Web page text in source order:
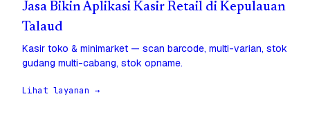
Jasa Bikin Aplikasi Kasir Retail di Kepulauan
Talaud
Kasir toko & minimarket — scan barcode, multi-varian, stok
gudang multi-cabang, stok opname.
Lihat layanan →